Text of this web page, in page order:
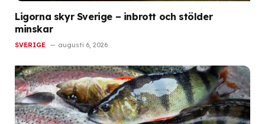
Ligorna skyr Sverige – inbrott och stölder
minskar
SVERIGE augusti 6, 2026